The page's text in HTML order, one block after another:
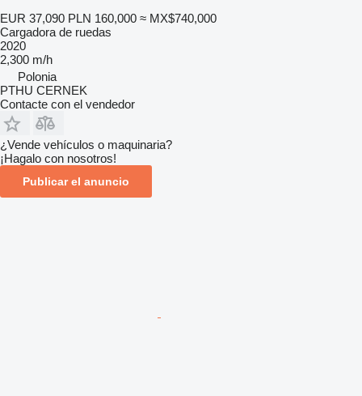
EUR 37,090 PLN 160,000 ≈ MX$740,000
Cargadora de ruedas
2020
2,300 m/h
Polonia
PTHU CERNEK
Contacte con el vendedor
¿Vende vehículos o maquinaria?
¡Hagalo con nosotros!
Publicar el anuncio